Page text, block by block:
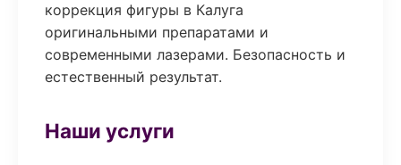
коррекция фигуры в Калуга
оригинальными препаратами и
современными лазерами. Безопасность и
естественный результат.
Наши услуги